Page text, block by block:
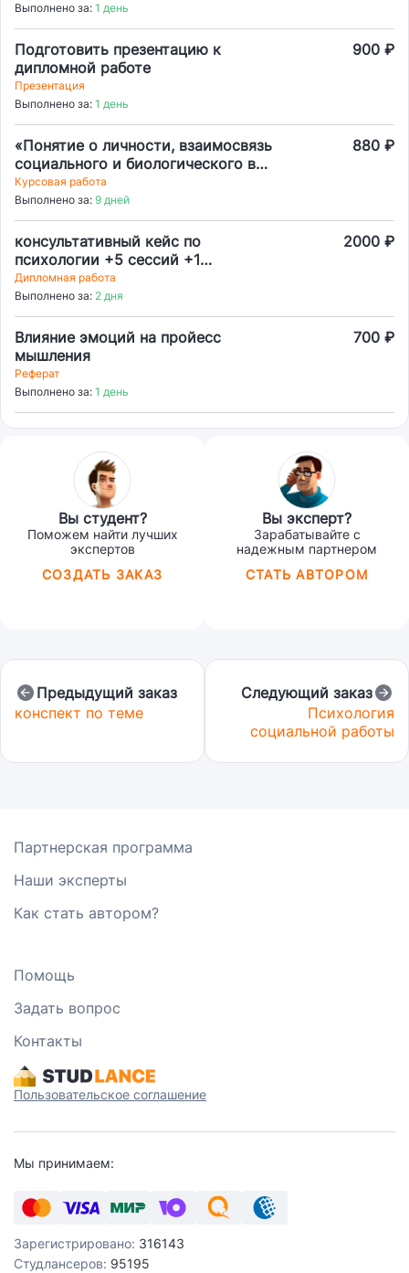
Выполнено за: 1 день
Подготовить презентацию к
дипломной работе
900 ₽
Презентация
Выполнено за: 1 день
«Понятие о личности, взаимосвязь
социального и биологического в
личности»
880 ₽
Курсовая работа
Выполнено за: 9 дней
консультативный кейс по
психологии +5 сессий +1
аудиозапись
2000 ₽
Дипломная работа
Выполнено за: 2 дня
Влияние эмоций на пройесс
мышления
700 ₽
Реферат
Выполнено за: 1 день
Вы студент?
Поможем найти лучших
экспертов
СОЗДАТЬ ЗАКАЗ
Вы эксперт?
Зарабатывайте с
надежным партнером
СТАТЬ АВТОРОМ
Предыдущий заказ
конспект по теме
Следующий заказ
Психология
социальной работы
Партнерская программа
Наши эксперты
Как стать автором?
Помощь
Задать вопрос
Контакты
Пользовательское соглашение
Мы принимаем:
Зарегистрировано: 316143
Студлансеров: 95195